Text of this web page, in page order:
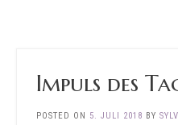
Impuls des
POSTED ON 5. JULI 2018 BY